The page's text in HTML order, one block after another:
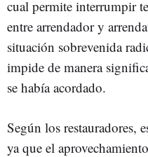
cual permite interrumpir
entre arrendador y
situación sobrevenida
impide de manera
se había acordado.
Según los restauradores,
ya que el